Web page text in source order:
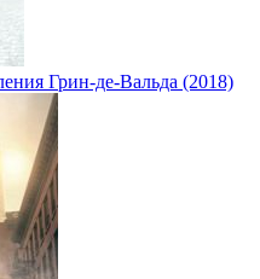
Грин-де-Вальда (2018)